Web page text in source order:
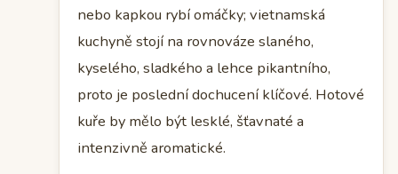
nebo kapkou rybí omáčky; vietnamská
kuchyně stojí na rovnováze slaného,
kyselého, sladkého a lehce pikantního,
proto je poslední dochucení klíčové. Hotové
kuře by mělo být lesklé, šťavnaté a
intenzivně aromatické.